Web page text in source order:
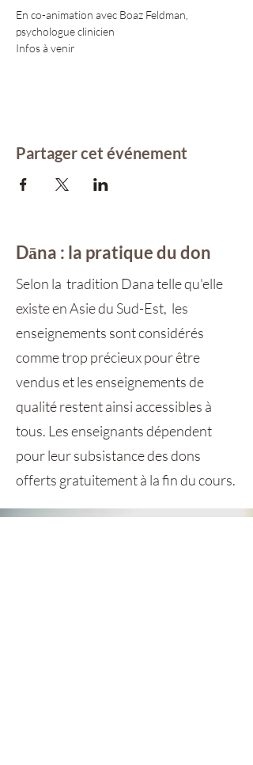
En co-animation avec Boaz Feldman,
psychologue clinicien
Infos à venir
Partager cet événement
Dāna : la pratique du don
Selon la tradition Dana telle qu'elle
existe en Asie du Sud-Est, les
enseignements sont considérés
comme trop précieux pour être
vendus et les enseignements de
qualité restent ainsi accessibles à
tous. Les enseignants dépendent
pour leur subsistance des dons
offerts gratuitement à la fin du cours.